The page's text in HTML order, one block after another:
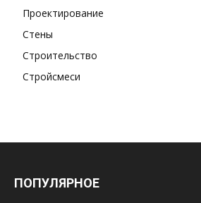
Проектирование
Стены
Строительство
Стройсмеси
ПОПУЛЯРНОЕ